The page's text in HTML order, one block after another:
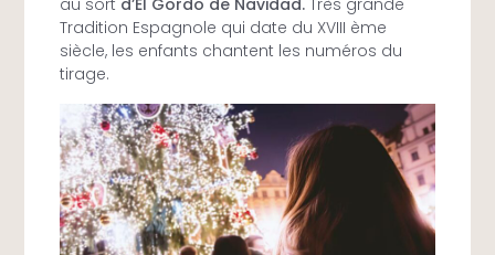
au sort d’El Gordo de Navidad. Très grande
Tradition Espagnole qui date du XVIII ème
siècle, les enfants chantent les numéros du
tirage.